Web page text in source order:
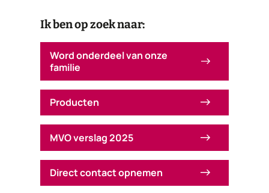
Ik ben op zoek naar:
Word onderdeel van onze
familie
Producten
MVO verslag 2025
Direct contact opnemen